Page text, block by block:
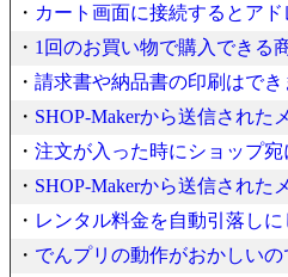
・ カート画面に接続するとア
・ 1回のお買い物で購入できる
・ 請求書や納品書の印刷はでき
・ SHOP-Makerから送信され
・ 注文が入った時にショップ
・ SHOP-Makerから送信され
・ レンタル料金を自動引落し
・ でんプリの動作がおかしいの